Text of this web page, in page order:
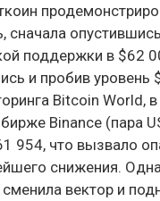
сначала
поддержки в $62
и пробив уровень
Bitcoin World,
Binance (пара
954, что вызвало
снижения.
вектор и